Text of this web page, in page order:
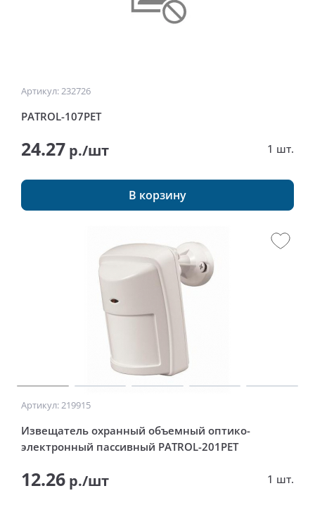
Артикул: 232726
PATROL-107PET
24.27 р./шт 1 шт.
В корзину
Артикул: 219915
Извещатель охранный объемный оптико-
электронный пассивный PATROL-201PET
12.26 р./шт 1 шт.